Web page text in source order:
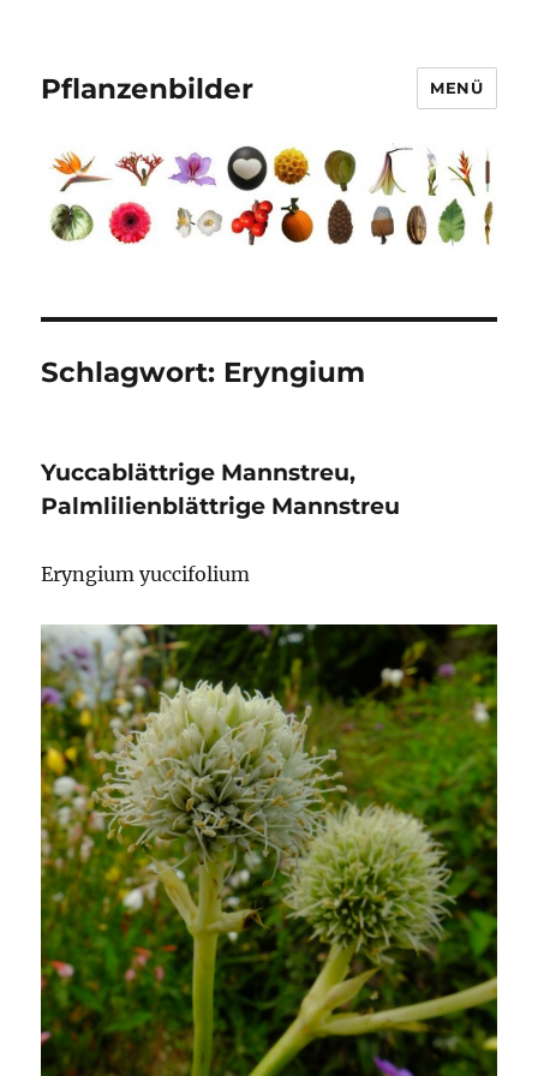
Pflanzenbilder MENÜ
Schlagwort: Eryngium
Yuccablättrige Mannstreu,
Palmlilienblättrige Mannstreu
Eryngium yuccifolium